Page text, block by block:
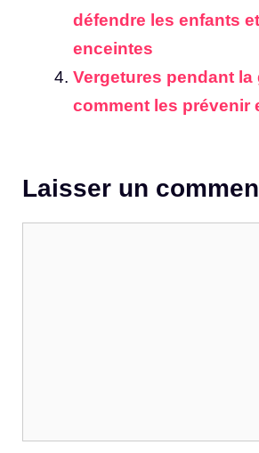
défendre les enfants
enceintes
Vergetures pendant la
comment les prévenir
Laisser un